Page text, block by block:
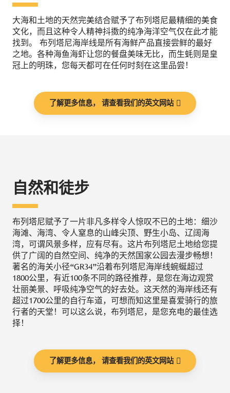
大海和土地的天然完美结合赋予了布列塔尼最精细的美食
文化，而且这种令人精神抖擞的纯净海洋空气仅在此才能
找到。 布列塔尼海岸线是所有海鲜产品直接尝鲜的最好
之地。各种海鱼海虾让您的餐盘美味无比，而生蚝则是皇
冠上的明珠，您每天都可在任何时刻在这里品尝！
了解更多信息， 请查看我们的英文网站
自然和徒步
布列塔尼赋予了一片非凡多样令人惊叹不已的土地：细沙
海滩、海湾、令人窒息的山峰尖顶、野生小岛、辽阔海
湾，可谓风景多样，应有尽有。这片布列塔尼土地给您提
供了广阔的自然空间、纯净的天然国家公园去漫步畅想！
著名的海关小径“GR34”沿着布列塔尼海岸线蜿蜒超过
1800公里，有近100条不同的路径推荐，是您在海边观赏
壮丽美景、呼吸纯净空气的好去处。这天然的海岸线还有
超过1700公里的自行车道，可想而知这里是喜爱骑行的旅
行者的天堂！可以这么说，布列塔尼，是您充电的最佳选
择！
了解更多信息， 请查看我们的英文网站